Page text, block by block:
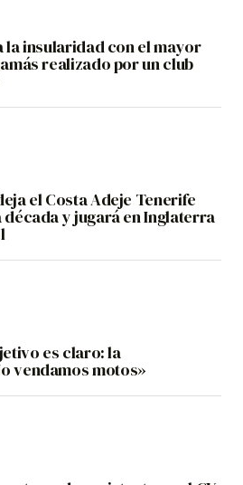
la insularidad con el mayor
realizado por un club
el Costa Adeje Tenerife
década y jugará en Inglaterra
es claro: la
vendamos motos»